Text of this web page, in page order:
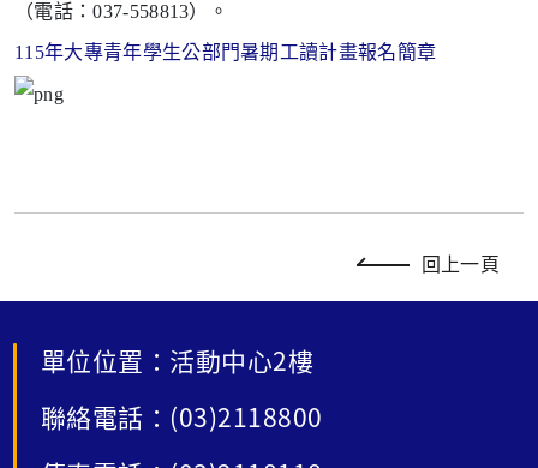
（電話：037-558813）。
115年大專青年學生公部門暑期工讀計畫報名簡章
回上一頁
單位位置：活動中心2樓
聯絡電話：(03)2118800